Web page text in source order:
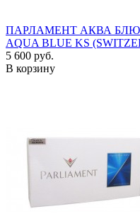
ПАРЛАМЕНТ АКВА БЛЮ
AQUA BLUE KS
5 600 руб.
В корзину